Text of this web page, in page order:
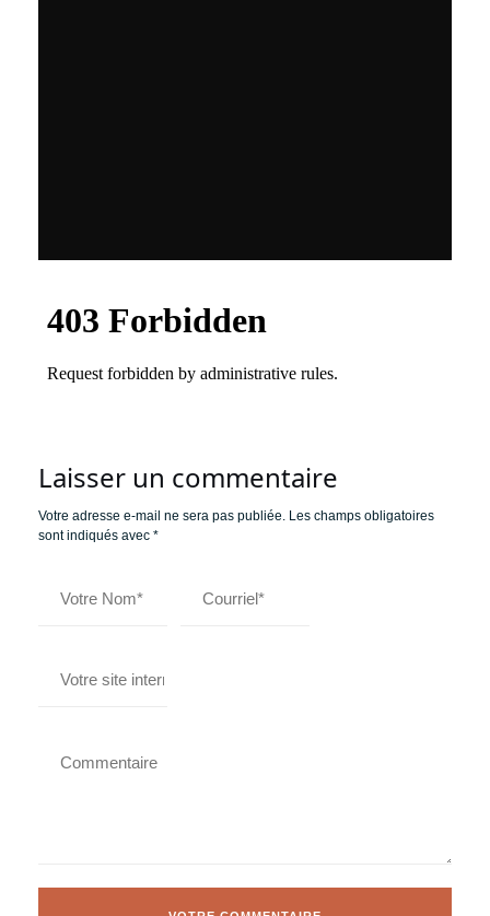
Laisser un commentaire
Votre adresse e-mail ne sera pas publiée. Les champs obligatoires
sont indiqués avec *